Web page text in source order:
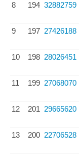
8 194 32882759
9 197 27426188
10 198 28026451
11 199 27068070
12 201 29665620
13 200 22706528